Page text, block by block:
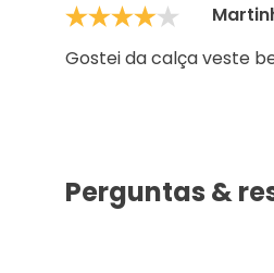
Gostei da calça veste
Perguntas &